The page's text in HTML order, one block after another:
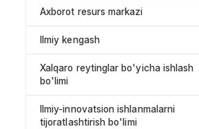
Axborot resurs markazi
Ilmiy kengash
Xalqaro reytinglar bo'yicha ishlash
bo'limi
Ilmiy-innovatsion ishlanmalarni
tijoratlashtirish bo'limi